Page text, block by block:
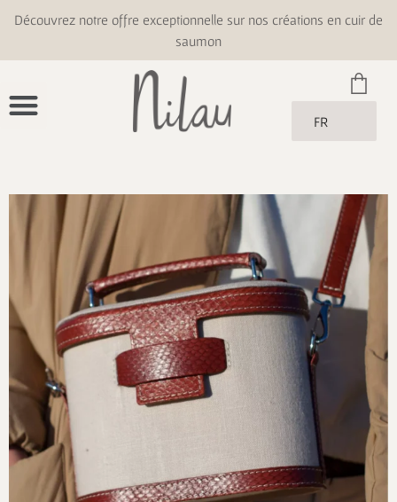
Découvrez notre offre exceptionnelle sur nos créations en cuir de
saumon
FR